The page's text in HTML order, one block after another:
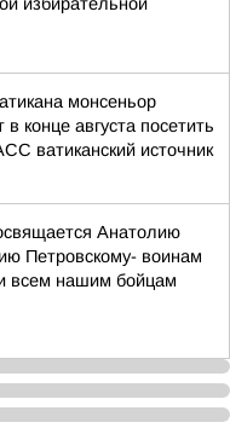
монсеньор
конце августа посетить
ватиканский источник
Анатолию
Петровскому- воинам
всем нашим бойцам